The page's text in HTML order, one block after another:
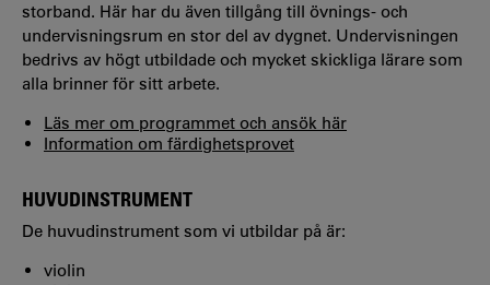
storband. Här har du även tillgång till övnings- och
undervisningsrum en stor del av dygnet. Undervisningen
bedrivs av högt utbildade och mycket skickliga lärare som
alla brinner för sitt arbete.
Läs mer om programmet och ansök här
Information om färdighetsprovet
HUVUDINSTRUMENT
De huvudinstrument som vi utbildar på är:
violin